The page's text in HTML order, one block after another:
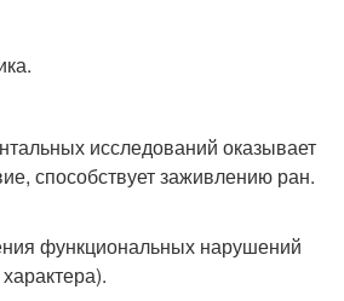
исследований оказывает
способствует заживлению ран.
функциональных нарушений